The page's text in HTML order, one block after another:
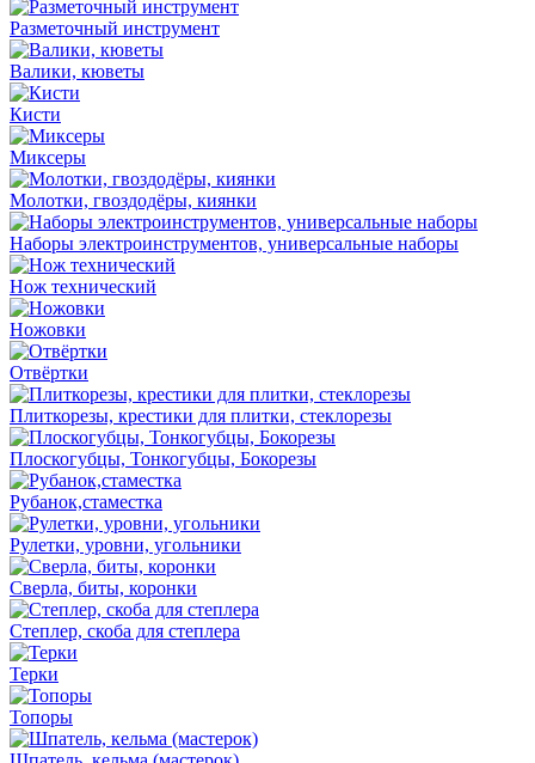
Разметочный инструмент
Валики, кюветы
Кисти
Миксеры
Молотки, гвоздодёры, киянки
Наборы электроинструментов, универсальные наборы
Нож технический
Ножовки
Отвёртки
Плиткорезы, крестики для плитки, стеклорезы
Плоскогубцы, Тонкогубцы, Бокорезы
Рубанок,стаместка
Рулетки, уровни, угольники
Сверла, биты, коронки
Степлер, скоба для степлера
Терки
Топоры